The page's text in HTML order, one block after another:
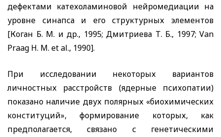
дефектами катехоламиновой нейромедиации на
уровне синапса и его структурных элементов
[Коган Б. М. и др., 1995; Дмитриева Т. Б., 1997; Van
Praag H. M. et al., 1990].
При исследовании некоторых вариантов
личностных расстройств (ядерные психопатии)
показано наличие двух полярных «биохимических
конституций», формирование которых, как
предполагается, связано с генетическими